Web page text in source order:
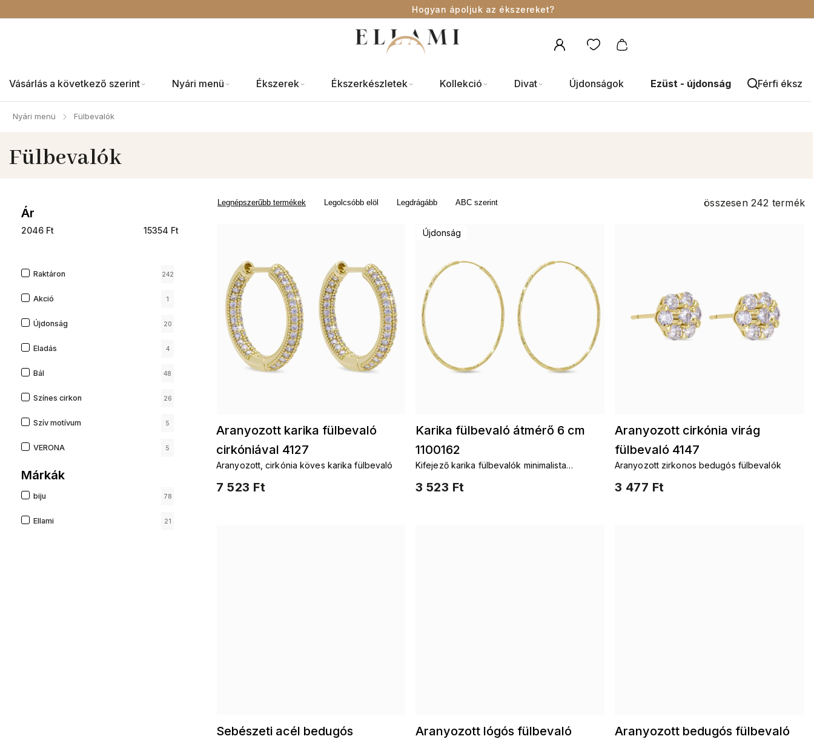
Hogyan ápoljuk az ékszereket?
Vásárlás a következő szerint Nyári menü Ékszerek Ékszerkészletek Kollekció Divat Újdonságok Ezüst - újdonság Férfi
Nyári menü / Fülbevalók
Fülbevalók
Ár
2046 Ft 15354 Ft
Raktáron 242
Akció 1
Újdonság 20
Eladás 4
Bál 48
Színes cirkon 26
Szív motívum 5
VERONA 5
Márkák
biju 78
Ellami 21
Legnépszerűbb termékek Legolcsóbb elöl Legdrágább ABC szerint összesen 242 termék
Aranyozott karika fülbevaló
cirkóniával 4127
7 523 Ft
Aranyozott, cirkónia köves karika fülbevaló
Újdonság
Karika fülbevaló átmérő 6 cm
1100162
3 523 Ft
Kifejező karika fülbevalók minimalista
Aranyozott cirkónia virág
fülbevaló 4147
3 477 Ft
Aranyozott zirkonos bedugós fülbevalók
Sebészeti acél bedugós
Aranyozott lógós fülbevaló
Aranyozott bedugós fülbevaló